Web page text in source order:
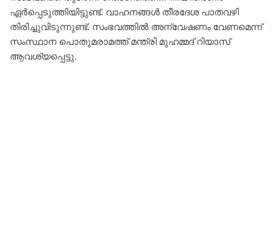
ഏർപ്പെടുത്തിയിട്ടുണ്ട്. വാഹനങ്ങള്‍ തീരദേശ പാതവഴി
തിരിച്ചുവിടുന്നുണ്ട്. സംഭവത്തില്‍ അന്വേഷണം വേണമെന്ന്
സംസ്ഥാന പൊതുമരാമത്ത് മന്ത്രി മുഹമ്മദ് റിയാസ്
ആവശ്യപ്പെട്ടു.